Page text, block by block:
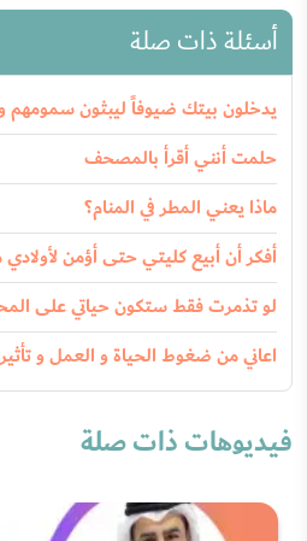
أسئلة ذات صلة
يدخلون بيتك ضيوفاً ليبثون سمومهم
حلمت أنني أقرأ بالمصحف
ماذا يعني المطر في المنام؟
أفكر أن أبيع كليتي حتى أؤمن
لو تذمرت فقط ستكون حياتي على
اعاني من ضغوط الحياة و العمل و
فيديوهات ذات صلة